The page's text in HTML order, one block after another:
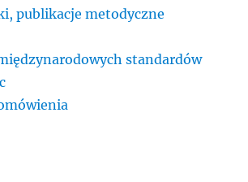
publikacje metodyczne
standardów